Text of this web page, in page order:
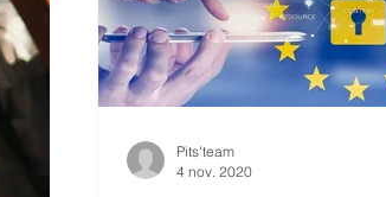
Pits'team
4 nov. 2020